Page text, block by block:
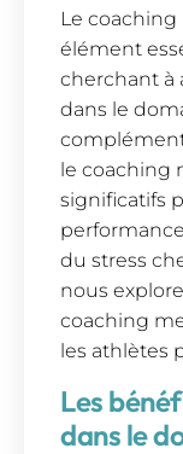
Le
élément
cherchant à
dans le
le coaching
significatifs
du stress
nous
coaching
les athlètes
Les
dans le